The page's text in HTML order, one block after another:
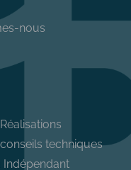
nous
techniques